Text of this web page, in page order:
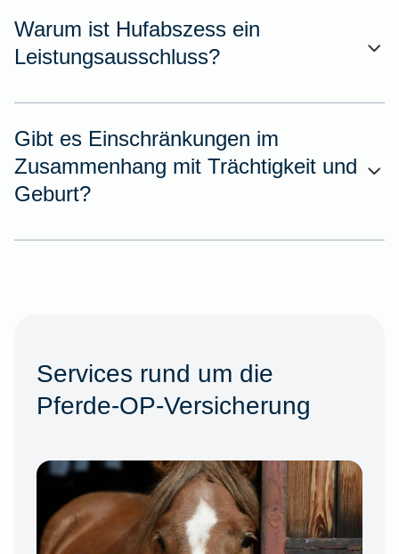
Warum ist Hufabszess ein
Leistungsausschluss?
Gibt es Einschränkungen im
Zusammenhang mit Trächtigkeit und
Geburt?
Services rund um die
Pferde-OP-Versicherung